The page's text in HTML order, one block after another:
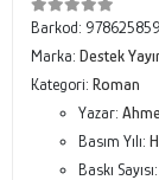
Barkod:
Marka: Destek
Kategori: Roman
Yazar:
Basım Yılı:
Baskı Sayısı: